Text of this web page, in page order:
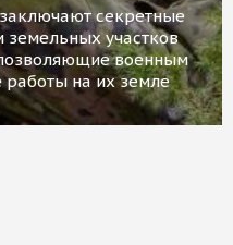
секретные
земельных участков
военным
на их земле